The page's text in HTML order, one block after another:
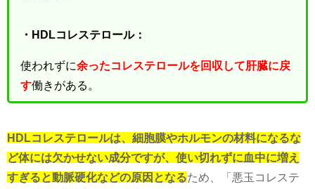
・HDLコレステロール：
使われずに余ったコレステロールを回収して肝臓に戻
す働きがある。
HDLコレステロールは、細胞膜やホルモンの材料になるな
ど体には欠かせない成分ですが、使い切れずに血中に増え
すぎると動脈硬化などの原因となるため、「悪玉コレステ